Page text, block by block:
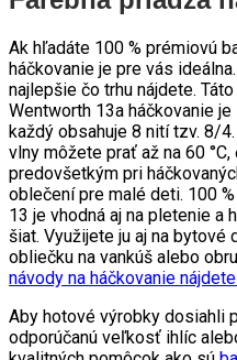
Ak hľadáte 100 % prémiovú
háčkovanie je pre vás
najlepšie čo trhu nájdete.
Wentworth 13a háčkovanie
každý obsahuje 8 nití tzv. 8/
vlny môžete prať až na 60
predovšetkým pri
oblečení pre malé deti. 100
13 je vhodná aj na pletenie a
šiat. Využijete ju aj na bytové
obliečku na vankúš alebo
návody na háčkovanie nájdete
Aby hotové výrobky dosiahli
odporúčanú veľkosť ihlíc